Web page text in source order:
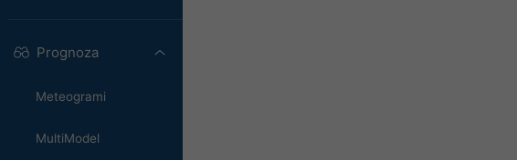
Prognoza
Meteogrami
MultiModel